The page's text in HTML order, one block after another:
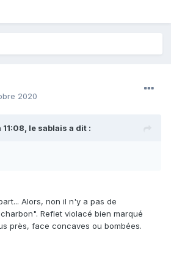
2020
le sablais a dit :
Alors, non il n'y a pas de
Reflet violacé bien marqué
près, face concaves ou bombées.